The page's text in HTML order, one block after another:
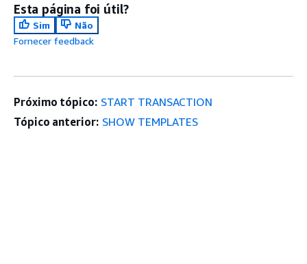
Esta página foi útil?
Sim
Não
Fornecer feedback
Próximo tópico: START TRANSACTION
Tópico anterior: SHOW TEMPLATES